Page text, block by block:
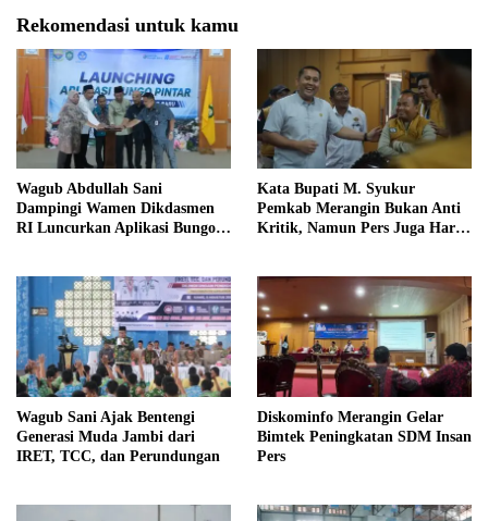
Rekomendasi untuk kamu
Wagub Abdullah Sani
Dampingi Wamen Dikdasmen
RI Luncurkan Aplikasi Bungo
Kata Bupati M. Syukur
Pemkab Merangin Bukan Anti
Kritik, Namun Pers Juga Harus
Wagub Sani Ajak Bentengi
Generasi Muda Jambi dari
IRET, TCC, dan Perundungan
Diskominfo Merangin Gelar
Bimtek Peningkatan SDM Insan
Pers